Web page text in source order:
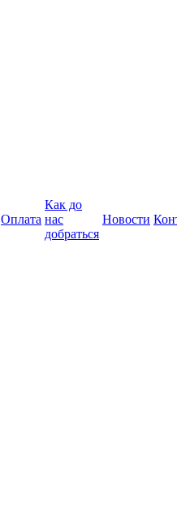
Оплата
Как до
нас
добраться
Новости